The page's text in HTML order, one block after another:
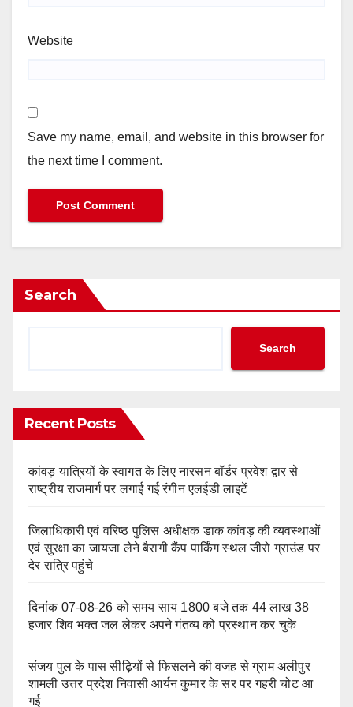
Website
Save my name, email, and website in this browser for
the next time I comment.
Search
Search
Recent Posts
कांवड़ यात्रियों के स्वागत के लिए नारसन बॉर्डर प्रवेश द्वार से
राष्ट्रीय राजमार्ग पर लगाई गई रंगीन एलईडी लाइटें
जिलाधिकारी एवं वरिष्ठ पुलिस अधीक्षक डाक कांवड़ की व्यवस्थाओं
एवं सुरक्षा का जायजा लेने बैरागी कैंप पार्किंग स्थल जीरो ग्राउंड पर
देर रात्रि पहुंचे
दिनांक 07-08-26 को समय साय 1800 बजे तक 44 लाख 38
हजार शिव भक्त जल लेकर अपने गंतव्य को प्रस्थान कर चुके
संजय पुल के पास सीढ़ियों से फिसलने की वजह से ग्राम अलीपुर
शामली उत्तर प्रदेश निवासी आर्यन कुमार के सर पर गहरी चोट आ
गई